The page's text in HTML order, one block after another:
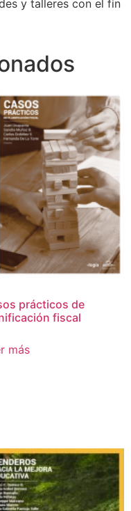
y talleres con el fin
prácticos de
fiscal
más